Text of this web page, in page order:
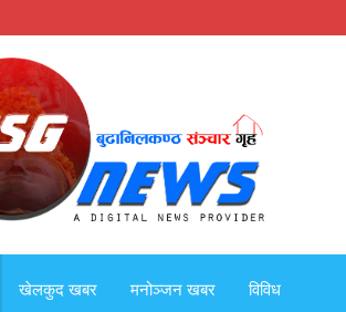
खेलकुद खबर मनोञ्जन खबर विविध